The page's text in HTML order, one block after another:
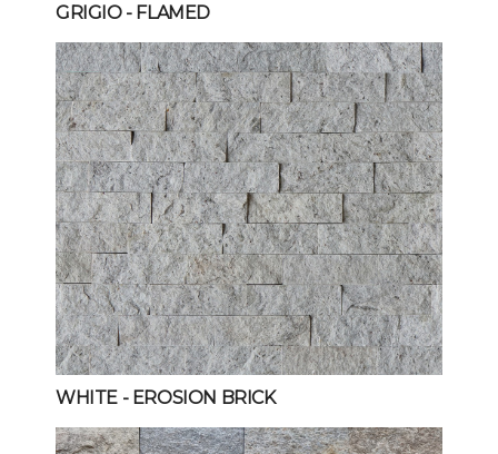
GRIGIO- FLAMED
WHITE - EROSION BRICK